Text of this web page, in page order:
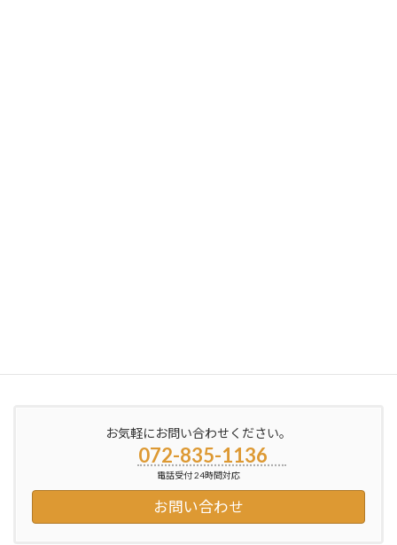
2013年6月5日
お気軽にお問い合わせください。
072-835-1136
電話受付 24時間対応
お問い合わせ